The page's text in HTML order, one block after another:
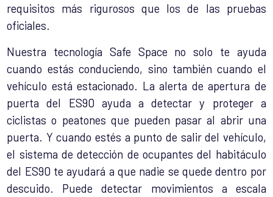
requisitos más rigurosos que los de las pruebas
oficiales.
Nuestra tecnología Safe Space no solo te ayuda
cuando estás conduciendo, sino también cuando el
vehículo está estacionado. La alerta de apertura de
puerta del ES90 ayuda a detectar y proteger a
ciclistas o peatones que pueden pasar al abrir una
puerta. Y cuando estés a punto de salir del vehículo,
el sistema de detección de ocupantes del habitáculo
del ES90 te ayudará a que nadie se quede dentro por
descuido. Puede detectar movimientos a escala